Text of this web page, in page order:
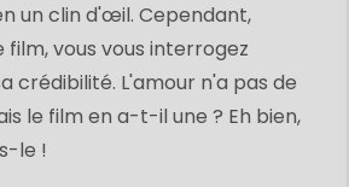
un clin d'œil. Cependant,
film, vous vous interrogez
crédibilité. L'amour n'a pas de
le film en a-t-il une ? Eh bien,
le !